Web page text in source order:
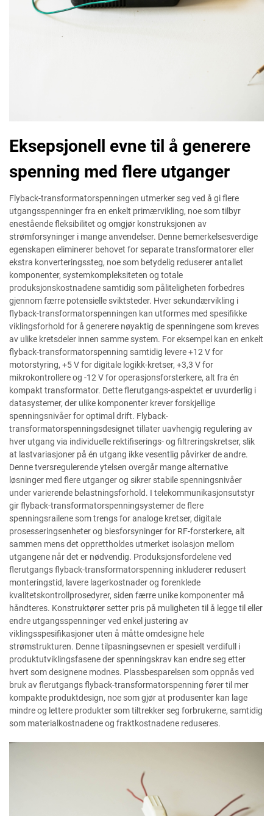
Eksepsjonell evne til å generere
spenning med flere utganger
Flyback-transformatorspenningen utmerker seg ved å gi flere
utgangsspenninger fra en enkelt primærvikling, noe som tilbyr
enestående fleksibilitet og omgjør konstruksjonen av
strømforsyninger i mange anvendelser. Denne bemerkelsesverdige
egenskapen eliminerer behovet for separate transformatorer eller
ekstra konverteringssteg, noe som betydelig reduserer antallet
komponenter, systemkompleksiteten og totale
produksjonskostnadene samtidig som påliteligheten forbedres
gjennom færre potensielle sviktsteder. Hver sekundærvikling i
flyback-transformatorspenningen kan utformes med spesifikke
viklingsforhold for å generere nøyaktig de spenningene som kreves
av ulike kretsdeler innen samme system. For eksempel kan en enkelt
flyback-transformatorspenning samtidig levere +12 V for
motorstyring, +5 V for digitale logikk-kretser, +3,3 V for
mikrokontrollere og -12 V for operasjonsforsterkere, alt fra én
kompakt transformator. Dette flerutgangs-aspektet er uvurderlig i
datasystemer, der ulike komponenter krever forskjellige
spenningsnivåer for optimal drift. Flyback-
transformatorspenningsdesignet tillater uavhengig regulering av
hver utgang via individuelle rektifiserings- og filtreringskretser, slik
at lastvariasjoner på én utgang ikke vesentlig påvirker de andre.
Denne tversregulerende ytelsen overgår mange alternative
løsninger med flere utganger og sikrer stabile spenningsnivåer
under varierende belastningsforhold. I telekommunikasjonsutstyr
gir flyback-transformatorspenningsystemer de flere
spenningsrailene som trengs for analoge kretser, digitale
prosesseringsenheter og biesforsyninger for RF-forsterkere, alt
sammen mens det opprettholdes utmerket isolasjon mellom
utgangene når det er nødvendig. Produksjonsfordelene ved
flerutgangs flyback-transformatorspenning inkluderer redusert
monteringstid, lavere lagerkostnader og forenklede
kvalitetskontrollprosedyrer, siden færre unike komponenter må
håndteres. Konstruktører setter pris på muligheten til å legge til eller
endre utgangsspenninger ved enkel justering av
viklingsspesifikasjoner uten å måtte omdesigne hele
strømstrukturen. Denne tilpasningsevnen er spesielt verdifull i
produktutviklingsfasene der spenningskrav kan endre seg etter
hvert som designene modnes. Plassbesparelsen som oppnås ved
bruk av flerutgangs flyback-transformatorspenning fører til mer
kompakte produktdesign, noe som gjør at produsenter kan lage
mindre og lettere produkter som tiltrekker seg forbrukerne, samtidig
som materialkostnadene og fraktkostnadene reduseres.